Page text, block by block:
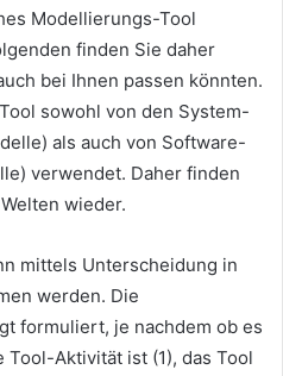
Modellierungs-Tool
finden Sie daher
bei Ihnen passen könnten.
sowohl von den System-
als auch von Software-
verwendet. Daher finden
wieder.
mittels Unterscheidung in
werden. Die
formuliert, je nachdem ob es
Aktivität ist (1), das Tool